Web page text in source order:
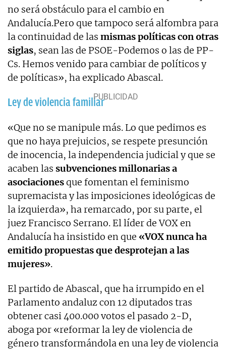
no será obstáculo para el cambio en
Andalucía.Pero que tampoco será alfombra para
la continuidad de las mismas políticas con otras
siglas, sean las de PSOE-Podemos o las de PP-
Cs. Hemos venido para cambiar de políticos y
de políticas», ha explicado Abascal.
Ley de violencia familiar
«Que no se manipule más. Lo que pedimos es
que no haya prejuicios, se respete presunción
de inocencia, la independencia judicial y que se
acaben las subvenciones millonarias a
asociacionesque fomentan el feminismo
supremacista y las imposiciones ideológicas de
la izquierda», ha remarcado, por su parte, el
juez Francisco Serrano. El líder de VOX en
Andalucía ha insistido en que «VOX nunca ha
emitido propuestas que desprotejan a las
mujeres».
El partido de Abascal, que ha irrumpido en el
Parlamento andaluz con 12 diputados tras
obtener casi 400.000 votos el pasado 2-D,
aboga por «reformar la ley de violencia de
género transformándola en una ley de violencia